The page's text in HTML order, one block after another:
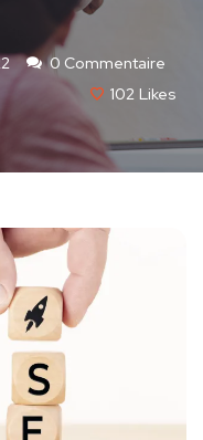
0 Commentaire
102 Likes